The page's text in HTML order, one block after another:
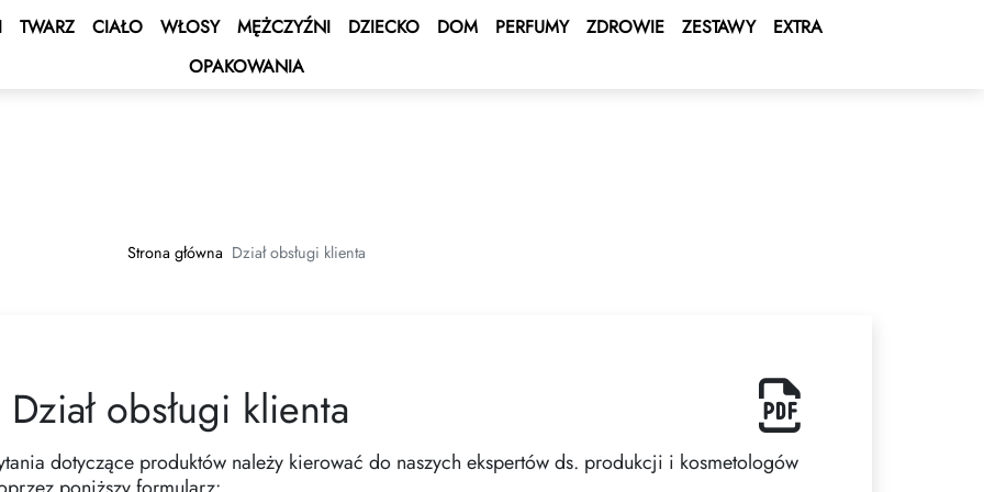
TWARZ CIAŁO WŁOSY MĘŻCZYŹNI DZIECKO DOM PERFUMY ZDROWIE ZESTAWY
EXTRA
OPAKOWANIA
- Wygraj Samochód
Strona główna Dział obsługi klienta
Dział obsługi klienta
dotyczące produktów należy kierować do naszych ekspertów ds. produkcji i kosmetologów